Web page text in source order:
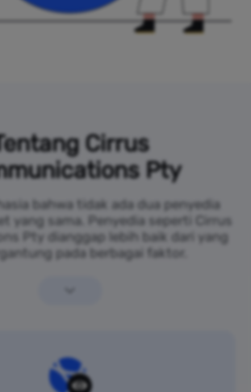
Cirrus
Pty
bahwa tidak ada dua penyedia
yang sama. Penyedia seperti Cirrus
Pty dianggap lebih baik dari yang
pada berbagai faktor.